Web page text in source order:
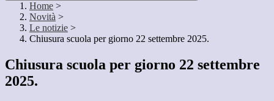
Home >
Novità >
Le notizie >
Chiusura scuola per giorno 22 settembre 2025.
Chiusura scuola per giorno 22 settembre
2025.